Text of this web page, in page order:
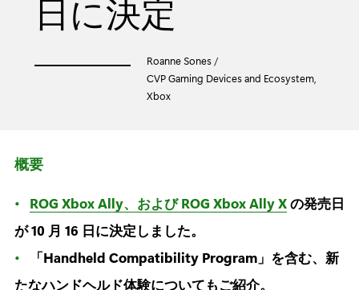
日に決定
Roanne Sones /
CVP Gaming Devices and Ecosystem,
Xbox
概要
ROG Xbox Ally、および ROG Xbox Ally Xの発売日
が 10 月 16 日に決定しました。
「Handheld Compatibility Program」を含む、新
たなハンドヘルド体験についてもご紹介。